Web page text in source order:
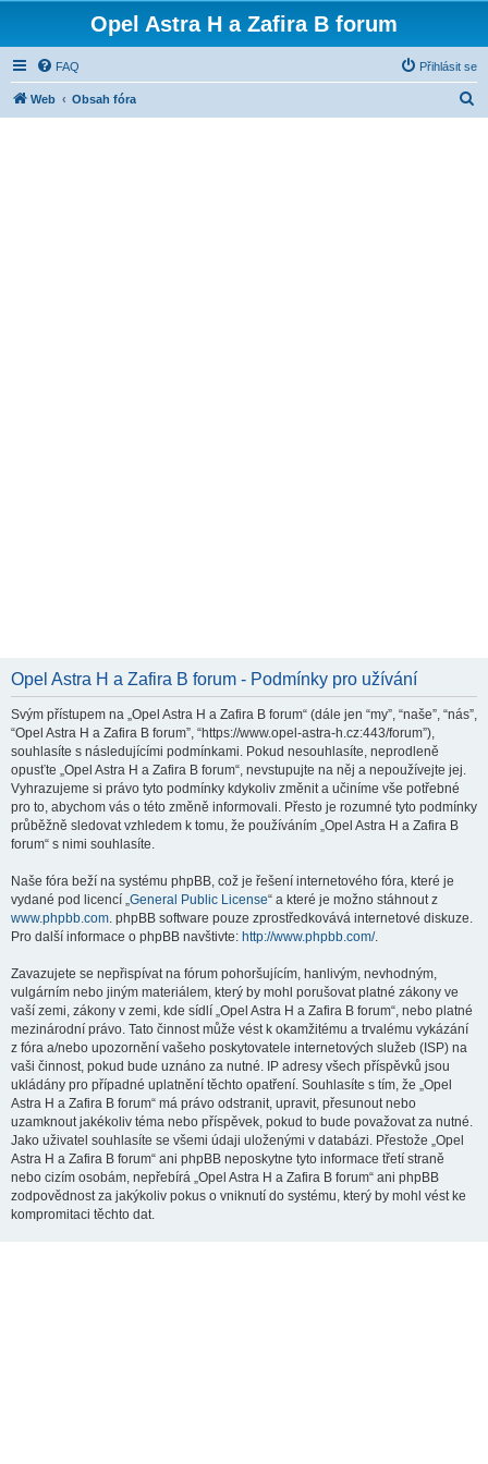
Opel Astra H a Zafira B forum
FAQ Přihlásit se
Web Obsah fóra
Opel Astra H a Zafira B forum - Podmínky pro užívání
Svým přístupem na „Opel Astra H a Zafira B forum“ (dále jen “my”, “naše”, “nás”,
“Opel Astra H a Zafira B forum”, “https://www.opel-astra-h.cz:443/forum”),
souhlasíte s následujícími podmínkami. Pokud nesouhlasíte, neprodleně
opusťte „Opel Astra H a Zafira B forum“, nevstupujte na něj a nepoužívejte jej.
Vyhrazujeme si právo tyto podmínky kdykoliv změnit a učiníme vše potřebné
pro to, abychom vás o této změně informovali. Přesto je rozumné tyto podmínky
průběžně sledovat vzhledem k tomu, že používáním „Opel Astra H a Zafira B
forum“ s nimi souhlasíte.
Naše fóra beží na systému phpBB, což je řešení internetového fóra, které je
vydané pod licencí „General Public License“ a které je možno stáhnout z
www.phpbb.com. phpBB software pouze zprostředkovává internetové diskuze.
Pro další informace o phpBB navštivte: http://www.phpbb.com/.
Zavazujete se nepřispívat na fórum pohoršujícím, hanlivým, nevhodným,
vulgárním nebo jiným materiálem, který by mohl porušovat platné zákony ve
vaší zemi, zákony v zemi, kde sídlí „Opel Astra H a Zafira B forum“, nebo platné
mezinárodní právo. Tato činnost může vést k okamžitému a trvalému vykázání
z fóra a/nebo upozornění vašeho poskytovatele internetových služeb (ISP) na
vaši činnost, pokud bude uznáno za nutné. IP adresy všech příspěvků jsou
ukládány pro případné uplatnění těchto opatření. Souhlasíte s tím, že „Opel
Astra H a Zafira B forum“ má právo odstranit, upravit, přesunout nebo
uzamknout jakékoliv téma nebo příspěvek, pokud to bude považovat za nutné.
Jako uživatel souhlasíte se všemi údaji uloženými v databázi. Přestože „Opel
Astra H a Zafira B forum“ ani phpBB neposkytne tyto informace třetí straně
nebo cizím osobám, nepřebírá „Opel Astra H a Zafira B forum“ ani phpBB
zodpovědnost za jakýkoliv pokus o vniknutí do systému, který by mohl vést ke
kompromitaci těchto dat.